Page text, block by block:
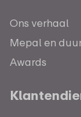
Ons verhaal
Mepal en
Awards